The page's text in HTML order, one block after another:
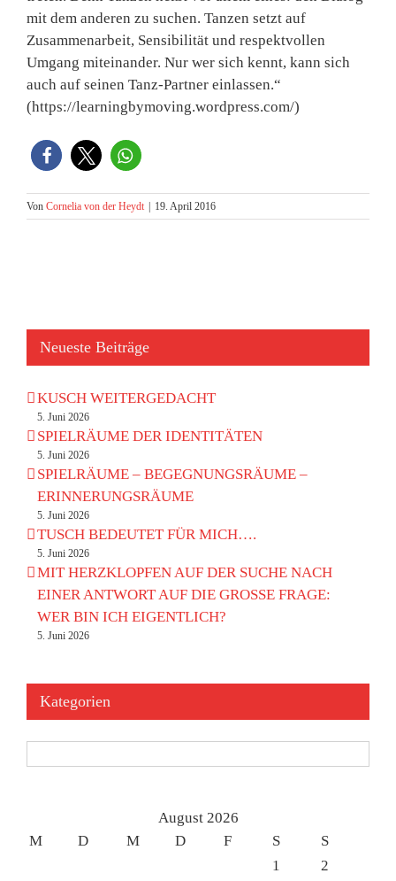
mit dem anderen zu suchen. Tanzen setzt auf
Zusammenarbeit, Sensibilität und respektvollen
Umgang miteinander. Nur wer sich kennt, kann sich
auch auf seinen Tanz-Partner einlassen.“
(https://learningbymoving.wordpress.com/)
Von Cornelia von der Heydt 19. April 2016
Neueste Beiträge
KUSCH WEITERGEDACHT
5. Juni 2026
SPIELRÄUME DER IDENTITÄTEN
5. Juni 2026
SPIELRÄUME – BEGEGNUNGSRÄUME –
ERINNERUNGSRÄUME
5. Juni 2026
TUSCH BEDEUTET FÜR MICH….
5. Juni 2026
MIT HERZKLOPFEN AUF DER SUCHE NACH
EINER ANTWORT AUF DIE GROSSE FRAGE:
WER BIN ICH EIGENTLICH?
5. Juni 2026
Kategorien
August 2026
M
D M D F S
S
1
2